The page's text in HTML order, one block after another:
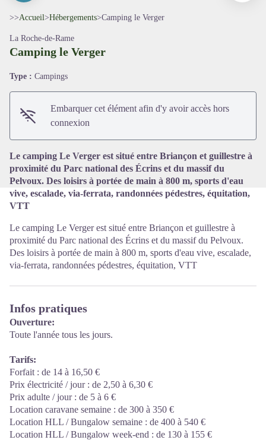
Voir l'image en plein écran
>>Accueil>Hébergements>Camping le Verger
La Roche-de-Rame
Camping le Verger
Type : Campings
Embarquer cet élément afin d'y avoir accès hors
connexion
Le camping Le Verger est situé entre Briançon et guillestre à
proximité du Parc national des Écrins et du massif du
Pelvoux. Des loisirs à portée de main à 800 m, sports d'eau
vive, escalade, via-ferrata, randonnées pédestres, équitation,
VTT
Le camping Le Verger est situé entre Briançon et guillestre à
proximité du Parc national des Écrins et du massif du Pelvoux.
Des loisirs à portée de main à 800 m, sports d'eau vive, escalade,
via-ferrata, randonnées pédestres, équitation, VTT
Infos pratiques
Ouverture:
Toute l'année tous les jours.
Tarifs:
Forfait : de 14 à 16,50 €
Prix électricité / jour : de 2,50 à 6,30 €
Prix adulte / jour : de 5 à 6 €
Location caravane semaine : de 300 à 350 €
Location HLL / Bungalow semaine : de 400 à 540 €
Location HLL / Bungalow week-end : de 130 à 155 €